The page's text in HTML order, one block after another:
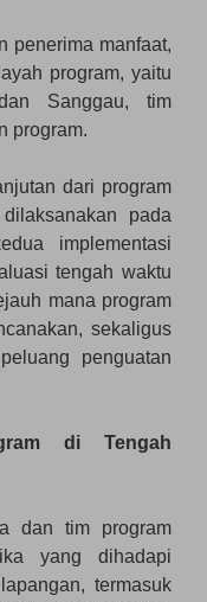
penerima manfaat,
program, yaitu
Sanggau, tim
program.
dari program
pada
implementasi
tengah waktu
mana program
sekaligus
penguatan
di Tengah
dan tim program
yang dihadapi
termasuk